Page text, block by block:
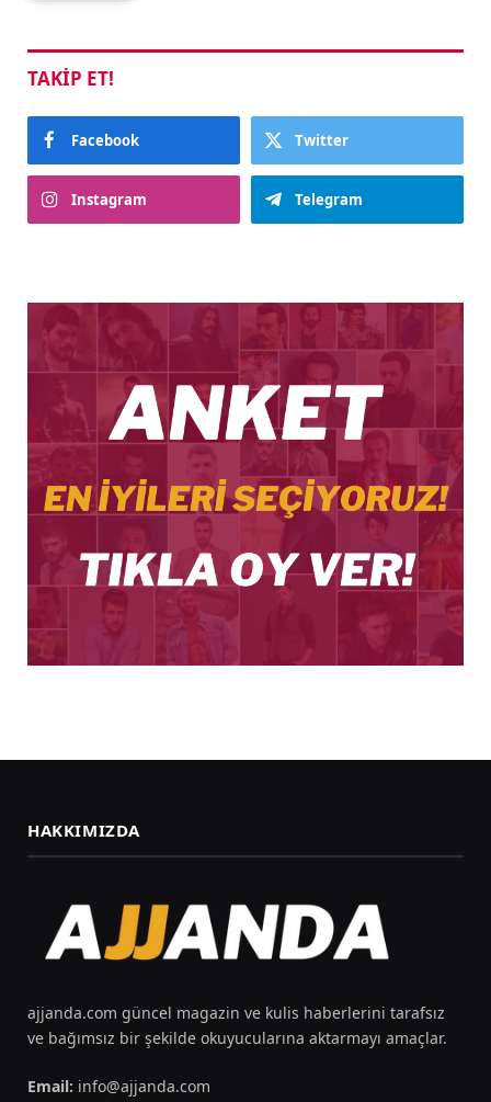
TAKIP ET!
Facebook Twitter
Instagram Telegram
HAKKIMIZDA
ajjanda.com güncel magazin ve kulis haberlerini tarafsız
ve bağımsız bir şekilde okuyucularına aktarmayı amaçlar.
Email: info@ajjanda.com